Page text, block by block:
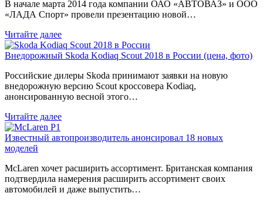
В начале марта 2014 года компании ОАО «АВТОВАЗ» и ООО
«ЛАДА Спорт» провели презентацию новой…
Читайте далее
Внедорожный Skoda Kodiaq Scout 2018 в России (цена, фото)
Российские дилеры Skoda принимают заявки на новую
внедорожную версию Scout кроссовера Kodiaq,
анонсированную весной этого…
Читайте далее
Известный автопроизводитель анонсировал 18 новых
моделей
McLaren хочет расширить ассортимент. Британская компания
подтвердила намерения расширить ассортимент своих
автомобилей и даже выпустить…